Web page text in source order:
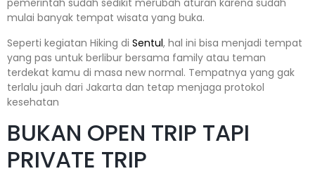
pemerintah sudah sedikit merubah aturan karena sudah
mulai banyak tempat wisata yang buka.
Seperti kegiatan Hiking di Sentul, hal ini bisa menjadi tempat
yang pas untuk berlibur bersama family atau teman
terdekat kamu di masa new normal. Tempatnya yang gak
terlalu jauh dari Jakarta dan tetap menjaga protokol
kesehatan
BUKAN OPEN TRIP TAPI
PRIVATE TRIP